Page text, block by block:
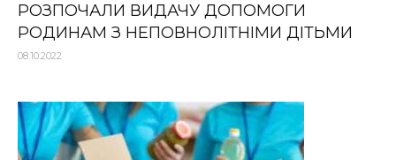
РОЗПОЧАЛИ ВИДАЧУ ДОПОМОГИ
РОДИНАМ З НЕПОВНОЛІТНІМИ ДІТЬМИ
08.10.2022